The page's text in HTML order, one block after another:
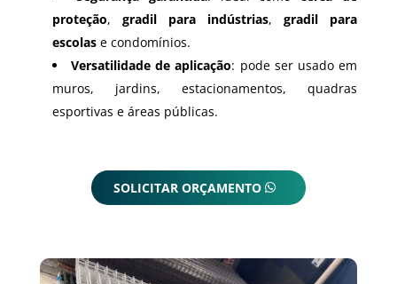
proteção, gradil para indústrias,gradil para
escolase condomínios.
Versatilidade de aplicação: pode ser usado em
muros, jardins, estacionamentos, quadras
esportivas e áreas públicas.
SOLICITAR ORÇAMENTO